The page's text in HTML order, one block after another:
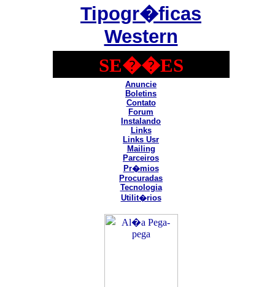
Tipogr�ficas
Western
SE��ES
Anuncie
Boletins
Contato
Forum
Instalando
Links
Links Usr
Mailing
Parceiros
Pr�mios
Procuradas
Tecnologia
Utilit�rios